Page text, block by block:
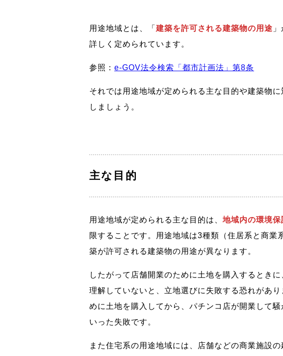
用途地域とは、「 建築を許可される建築物の用途
詳しく定められています。
参照： e-GOV法令検索「都市計画法」第8条
それでは用途地域が定められる主な目的や建築物
しましょう。
主な目的
用途地域が定められる主な目的は、 地域内の環境保
限することです。用途地域は3種類（住居系と商業
築が許可される建築物の用途が異なります。
したがって店舗開業のために土地を購入するとき
理解していないと、立地選びに失敗する恐れがあ
めに土地を購入してから、パチンコ店が開業して
いった失敗です。
また住宅系の用途地域には、店舗などの商業施設